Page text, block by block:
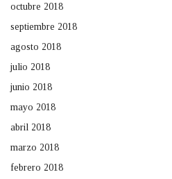
octubre 2018
septiembre 2018
agosto 2018
julio 2018
junio 2018
mayo 2018
abril 2018
marzo 2018
febrero 2018